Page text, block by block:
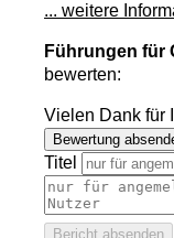
... weitere
Führungen für
bewerten:
Vielen Dank für
Bewertung
Titel
Bericht absenden